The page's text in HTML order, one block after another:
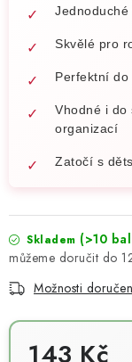
Skvělé pro
Perfektní do
Vhodné i do
organizací
Zatočí s
Skladem (>10
Možnosti
143 Kč